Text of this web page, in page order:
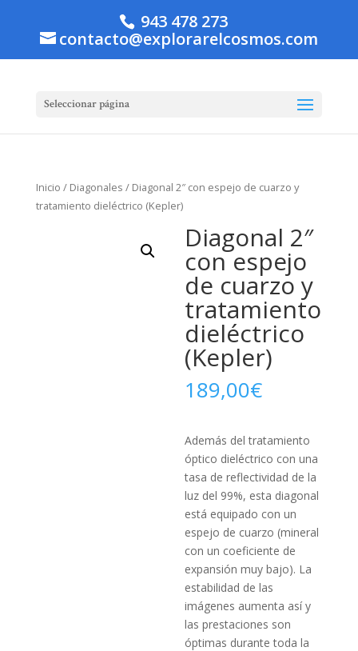
943 478 273
contacto@explorarelcosmos.com
Seleccionar página
Inicio / Diagonales / Diagonal 2″ con espejo de cuarzo y
tratamiento dieléctrico (Kepler)
Diagonal 2″
con espejo
de cuarzo y
tratamiento
dieléctrico
(Kepler)
189,00€
Además del tratamiento
óptico dieléctrico con una
tasa de reflectividad de la
luz del 99%, esta diagonal
está equipado con un
espejo de cuarzo (mineral
con un coeficiente de
expansión muy bajo). La
estabilidad de las
imágenes aumenta así y
las prestaciones son
óptimas durante toda la